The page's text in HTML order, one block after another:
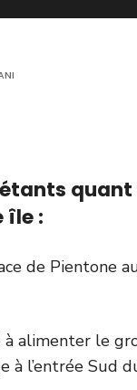
île :
de Pientone
alimenter le
à l’entrée Sud